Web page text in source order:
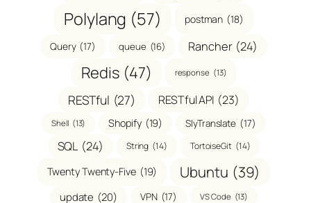
Polylang (57) postman (18)
Query (17) queue (16) Rancher (24)
Redis (47) response (13)
RESTful (27) RESTful API (23)
Shell (13) Shopify (19) SlyTranslate (17)
SQL (24) String (14) TortoiseGit (14)
Twenty Twenty-Five (19) Ubuntu (39)
update (20) VPN (17) VS Code (13)